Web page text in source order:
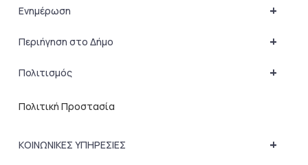
+
Ενημέρωση
+
Περιήγηση στο Δήμο
+
Πολιτισμός
Πολιτική Προστασία
+
ΚΟΙΝΩΝΙΚΕΣ ΥΠΗΡΕΣΙΕΣ